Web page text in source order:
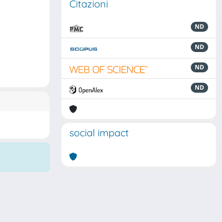
Citazioni
ND
ND
ND
ND
social impact